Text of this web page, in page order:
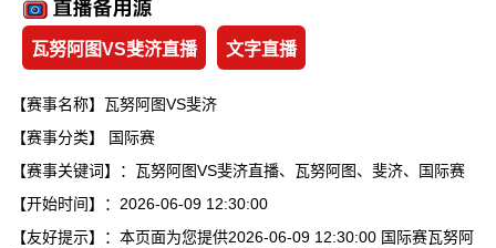
瓦努阿图VS斐济直播 文字直播
【赛事名称】瓦努阿图VS斐济
【赛事分类】
国际赛
【赛事关键词】：瓦努阿图VS斐济直播、瓦努阿图、斐济、国际赛
【开始时间】：2026-06-09 12:30:00
【友好提示】：本页面为您提供2026-06-09 12:30:00 国际赛瓦努阿